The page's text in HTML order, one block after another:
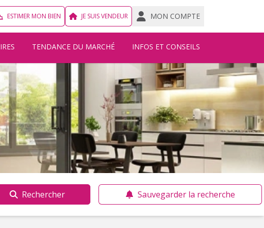
ESTIMER MON BIEN JE SUIS VENDEUR MON COMPTE
TENDANCE DU MARCHÉ INFOS ET CONSEILS
Rechercher Sauvegarder la recherche